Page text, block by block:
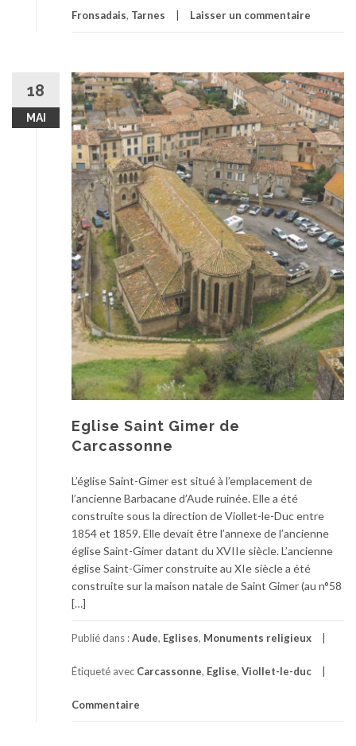
Fronsadais, Tarnes Laisser un commentaire
18
MAI
Eglise Saint Gimer de
Carcassonne
L’église Saint-Gimer est situé à l’emplacement de
l’ancienne Barbacane d’Aude ruinée. Elle a été
construite sous la direction de Viollet-le-Duc entre
1854 et 1859. Elle devait être l’annexe de l’ancienne
église Saint-Gimer datant du XVIIe siècle. L’ancienne
église Saint-Gimer construite au XIe siècle a été
construite sur la maison natale de Saint Gimer (au n°58
[…]
Publié dans :Aude, Eglises, Monuments religieux
Étiqueté avec Carcassonne, Eglise, Viollet-le-duc
Commentaire